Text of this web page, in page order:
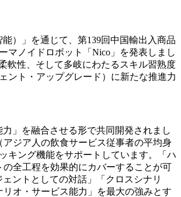
能）」を通じて、第139回中国輸出入商品
マノイドロボット「Nico」を発表しまし
軟性、そして多岐にわたるスキル習熟度
ント・アップグレード）に新たな推進力
」を融合させる形で共同開発されまし
ジア人の飲食サービス従事者の平均身
キング機能をサポートしています。「ハ
全工程を効果的にカバーすることが可
ントとしての対話」「クロスシナリ
オ・サービス能力」を最大の強みとす